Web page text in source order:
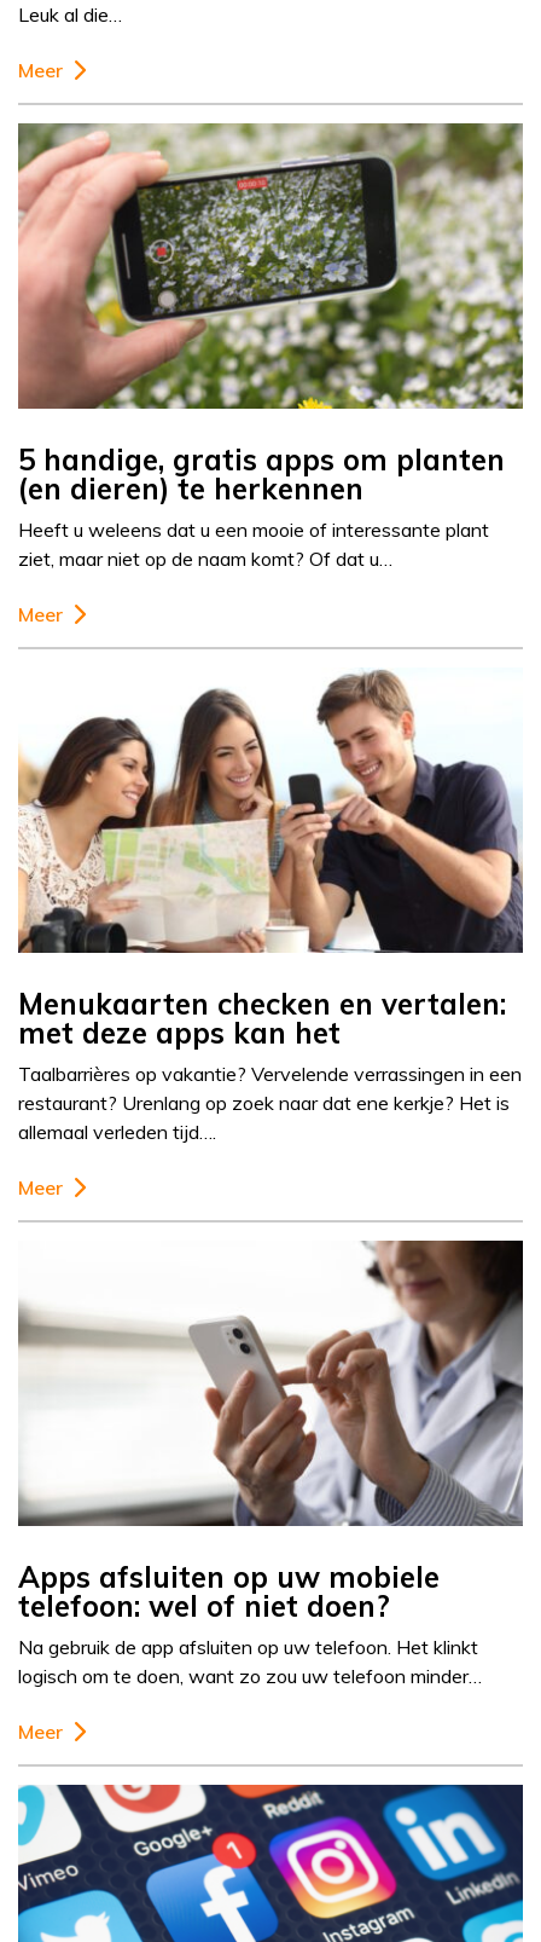
Leuk al die…
Meer
5 handige, gratis apps om planten
(en dieren) te herkennen
Heeft u weleens dat u een mooie of interessante plant
ziet, maar niet op de naam komt? Of dat u…
Meer
Menukaarten checken en vertalen:
met deze apps kan het
Taalbarrières op vakantie? Vervelende verrassingen in een
restaurant? Urenlang op zoek naar dat ene kerkje? Het is
allemaal verleden tijd….
Meer
Apps afsluiten op uw mobiele
telefoon: wel of niet doen?
Na gebruik de app afsluiten op uw telefoon. Het klinkt
logisch om te doen, want zo zou uw telefoon minder…
Meer